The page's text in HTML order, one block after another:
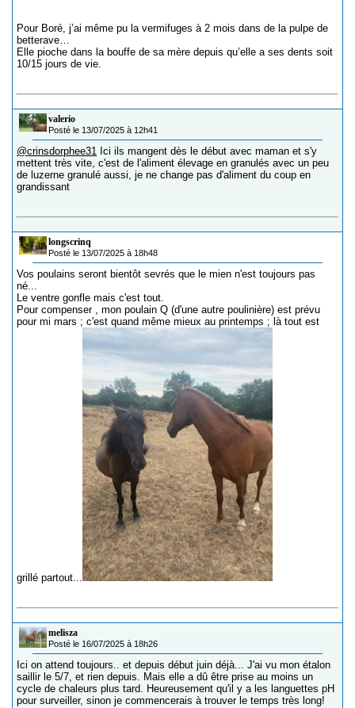
Pour Boré, j’ai même pu la vermifuges à 2 mois dans de la pulpe de
betterave…
Elle pioche dans la bouffe de sa mère depuis qu’elle a ses dents soit
10/15 jours de vie.
valerio
Posté le 13/07/2025 à 12h41
@crinsdorphee31 Ici ils mangent dès le début avec maman et s'y
mettent très vite, c'est de l'aliment élevage en granulés avec un peu
de luzerne granulé aussi, je ne change pas d'aliment du coup en
grandissant
longscrinq
Posté le 13/07/2025 à 18h48
Vos poulains seront bientôt sevrés que le mien n'est toujours pas
né...
Le ventre gonfle mais c'est tout.
Pour compenser , mon poulain Q (d'une autre poulinière) est prévu
pour mi mars ; c'est quand même mieux au printemps ; là tout est
grillé partout...
melisza
Posté le 16/07/2025 à 18h26
Ici on attend toujours.. et depuis début juin déjà... J'ai vu mon étalon
saillir le 5/7, et rien depuis. Mais elle a dû être prise au moins un
cycle de chaleurs plus tard. Heureusement qu'il y a les languettes pH
pour surveiller, sinon je commencerais à trouver le temps très long!